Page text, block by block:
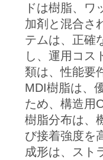
ドは樹脂、ワ
加剤と混合さ
テムは、正確
し、運用コス
類は、性能要
MDI樹脂は、
ため、構造用
樹脂分布は、
び接着強度を
成形は、スト